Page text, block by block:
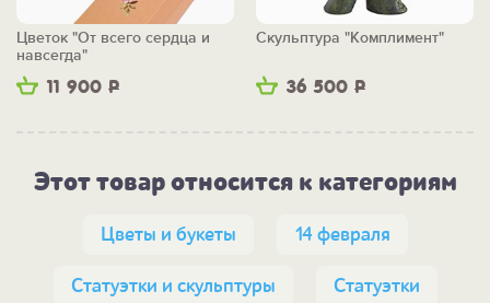
11 900 Р
Цветок "От всего сердца и
навсегда"
36 500 Р
Скульптура "Комплимент"
Этот товар относится к категориям
Цветы и букеты 14 февраля
Статуэтки и скульптуры Статуэтки